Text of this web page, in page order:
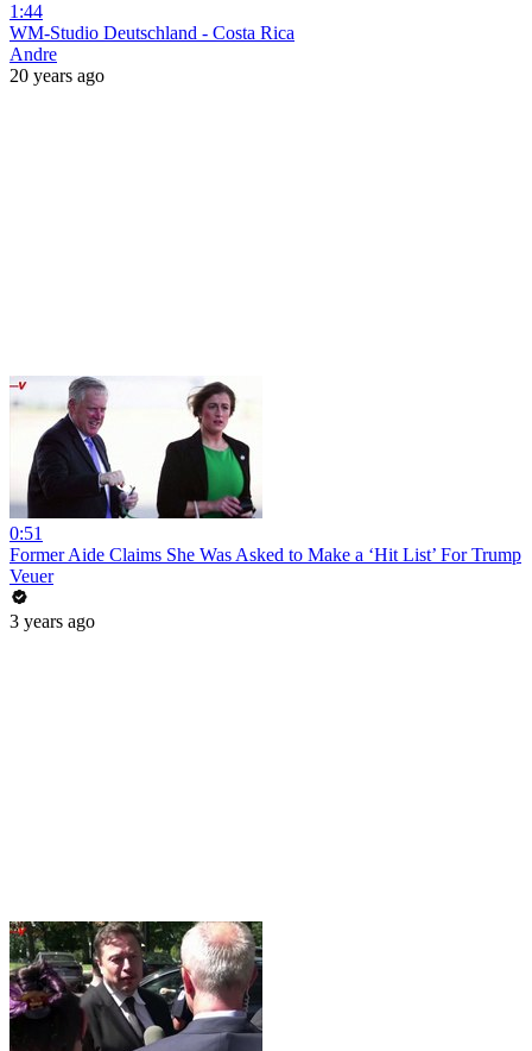
1:44
WM-Studio Deutschland - Costa Rica
Andre
20 years ago
0:51
Former Aide Claims She Was Asked to Make a ‘Hit List’ For Trump
Veuer
3 years ago